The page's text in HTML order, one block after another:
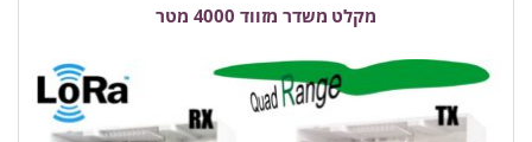
מקלט משדר מזווד 4000 מטר